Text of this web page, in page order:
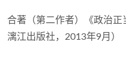
合著（第二作者）《政治正
漓江出版社，2013年9月）